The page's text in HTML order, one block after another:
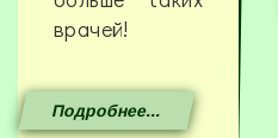
врачей!
Подробнее...